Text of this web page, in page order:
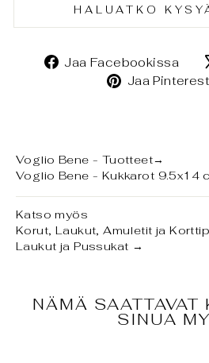
HALUATKO
Jaa Facebookissa
Jaa
Voglio Bene - Tuotteet→
Voglio Bene - Kukkarot 9.5x14
Katso myös
Korut, Laukut, Amuletit ja
Laukut ja Pussukat →
NÄMÄ SAATTAVAT
SINUA